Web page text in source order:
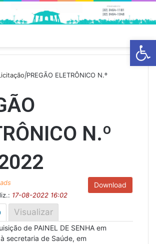
skin
|PREGÃO ELETRÔNICO N.º
N.º
Download
17-08-2022 16:02
Visualizar
de PAINEL DE SENHA em
secretaria de Saúde, em
Barra de